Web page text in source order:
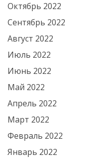
Октябрь 2022
Сентябрь 2022
Август 2022
Июль 2022
Июнь 2022
Май 2022
Апрель 2022
Март 2022
Февраль 2022
Январь 2022